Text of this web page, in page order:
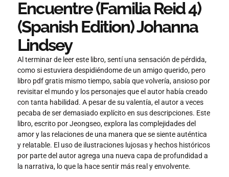
Encuentre (Familia Reid 4)
(Spanish Edition) Johanna
Lindsey
Al terminar de leer este libro, sentí una sensación de pérdida,
como si estuviera despidiéndome de un amigo querido, pero
libro pdf gratis mismo tiempo, sabía que volvería, ansioso por
revisitar el mundo y los personajes que el autor había creado
con tanta habilidad. A pesar de su valentía, el autor a veces
pecaba de ser demasiado explícito en sus descripciones. Este
libro, escrito por Jeongseo, explora las complejidades del
amor y las relaciones de una manera que se siente auténtica
y relatable. El uso de ilustraciones lujosas y hechos históricos
por parte del autor agrega una nueva capa de profundidad a
la narrativa, lo que la hace sentir más real y envolvente.